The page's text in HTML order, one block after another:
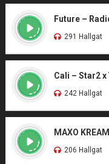
Future –
291 Hallgat
Cali – Star2 x
242 Hallgat
MAXO
206 Hallgat